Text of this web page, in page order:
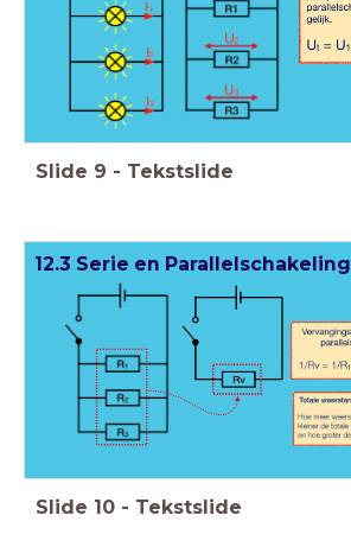
Slide 9 - Tekstslide
12.3 Serie en Parallelschakeling
Slide 10 - Tekstslide